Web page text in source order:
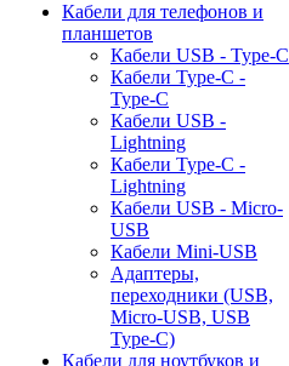
Кабели для телефонов и
планшетов
Кабели USB - Type-C
Кабели Type-C -
Type-C
Кабели USB -
Lightning
Кабели Type-C -
Lightning
Кабели USB - Micro-
USB
Кабели Mini-USB
Адаптеры,
переходники (USB,
Micro-USB, USB
Type-C)
Кабели для ноутбуков и